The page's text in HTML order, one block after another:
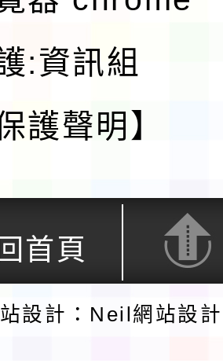
:資訊組
護聲明】
首頁
設計：Neil網站設